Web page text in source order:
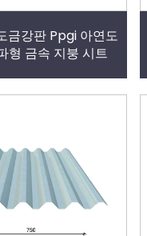
금강판 Ppgi 아연도
형 금속 지붕 시트